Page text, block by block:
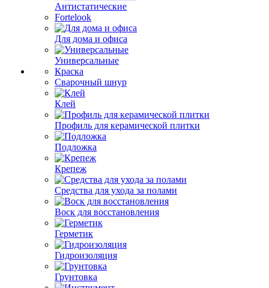
Антистатические
Fortelook
Для дома и офиса
Универсальные
Краска
Сварочный шнур
Клей
Профиль для керамической плитки
Подложка
Крепеж
Средства для ухода за полами
Воск для восстановления
Герметик
Гидроизоляция
Грунтовка